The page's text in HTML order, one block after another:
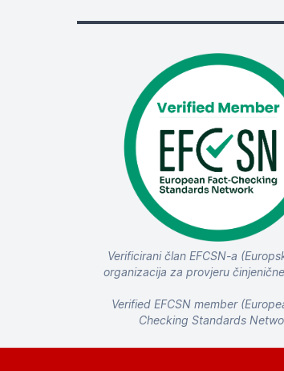
Verificirani član EFCSN-a
organizacija za provjeru
Verified EFCSN member
Checking Standards